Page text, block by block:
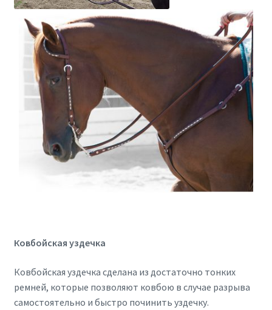
Ковбойская уздечка
Ковбойская уздечка сделана из достаточно тонких
ремней, которые позволяют ковбою в случае разрыва
самостоятельно и быстро починить уздечку.